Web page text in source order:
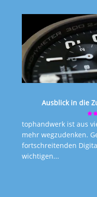
Ausblick in die
tophandwerk ist aus
mehr wegzudenken.
fortschreitenden
wichtigen...